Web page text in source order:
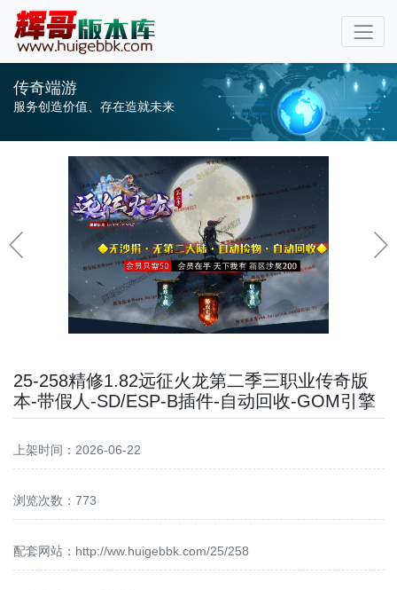
传奇端游
服务创造价值、存在造就未来
25-258精修1.82远征火龙第二季三职业传奇版
本-带假人-SD/ESP-B插件-自动回收-GOM引擎
上架时间：2026-06-22
浏览次数：773
配套网站： http://ww.huigebbk.com/25/258